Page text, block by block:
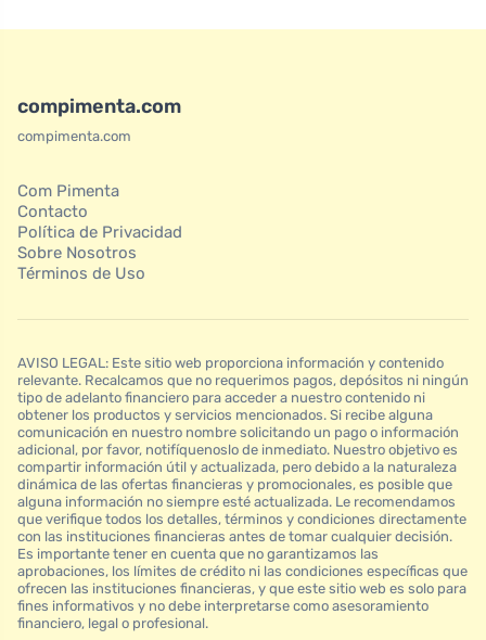
compimenta.com
compimenta.com
Com Pimenta
Contacto
Política de Privacidad
Sobre Nosotros
Términos de Uso
AVISO LEGAL: Este sitio web proporciona información y contenido
relevante. Recalcamos que no requerimos pagos, depósitos ni ningún
tipo de adelanto financiero para acceder a nuestro contenido ni
obtener los productos y servicios mencionados. Si recibe alguna
comunicación en nuestro nombre solicitando un pago o información
adicional, por favor, notifíquenoslo de inmediato. Nuestro objetivo es
compartir información útil y actualizada, pero debido a la naturaleza
dinámica de las ofertas financieras y promocionales, es posible que
alguna información no siempre esté actualizada. Le recomendamos
que verifique todos los detalles, términos y condiciones directamente
con las instituciones financieras antes de tomar cualquier decisión.
Es importante tener en cuenta que no garantizamos las
aprobaciones, los límites de crédito ni las condiciones específicas que
ofrecen las instituciones financieras, y que este sitio web es solo para
fines informativos y no debe interpretarse como asesoramiento
financiero, legal o profesional.